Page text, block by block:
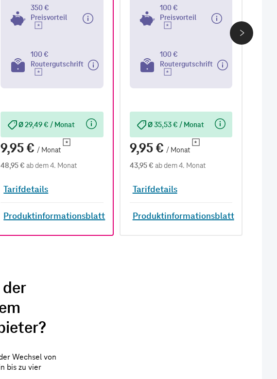
350 €
Preisvorteil
100 €
Routergutschrift
9,95 € / Monat
Ø 29,49 € / Monat
48,95 € ab dem 4. Monat
Tarifdetails
Produktinformationsblatt
100 €
Preisvorteil
100 €
Routergutschrift
9,95 € / Monat
Ø 35,53 € / Monat
43,95 € ab dem 4. Monat
Tarifdetails
Produktinformationsblatt